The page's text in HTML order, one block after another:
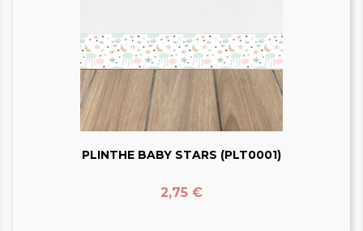
PLINTHE BABY STARS (PLT0001)
Prix
2,75 €